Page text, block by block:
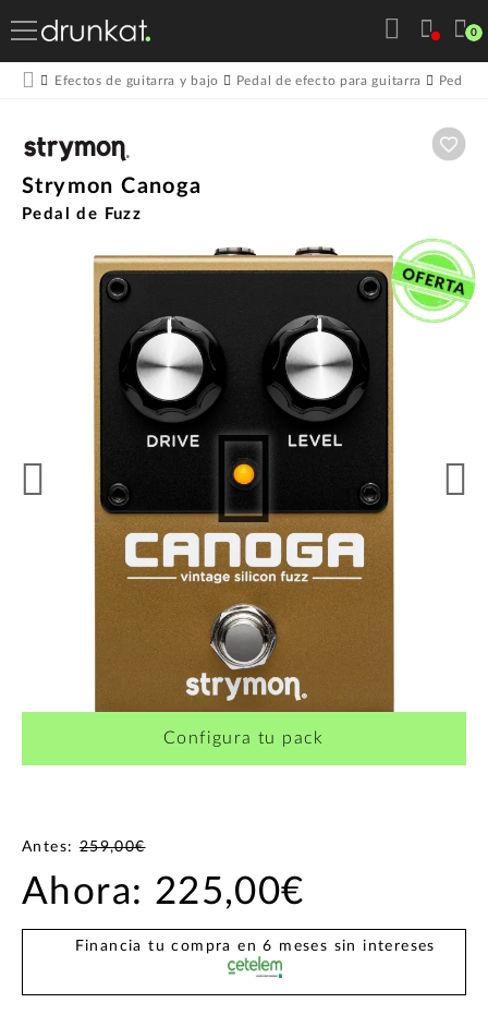
0
Efectos de guitarra y bajo Pedal de efecto para guitarra
Strymon Canoga
Pedal de Fuzz
Configura tu pack
Antes:259,00€
Ahora: 225,00€
Financia tu compra en 6 meses sin intereses